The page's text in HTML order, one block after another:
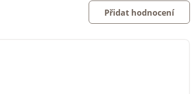
Přidat hodnocení